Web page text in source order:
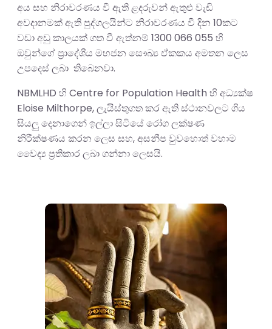
අය සහ නිරාවරණය වී ඇති ළදරුවන් ඇතුළු වැඩි
අවදානමක් ඇති පුද්ගලයින්ට නිරාවරණය වී දින 10කට
වඩා අඩු කාලයක් ගත වී ඇත්නම් 1300 066 055 හි
ඔවුන්ගේ ප්‍රාදේශීය මහජන සෞඛ්‍ය ඒකකය අමතන ලෙස
උපදෙස් ලබා තිබෙනවා.
NBMLHD හි Centre for Population Health හි අධ්‍යක්ෂ
Eloise Milthorpe, ලැයිස්තුගත කර ඇති ස්ථානවලට ගිය
සියලු දෙනාගෙන් ඉල්ලා සිටියේ රෝග ලක්ෂණ
නිරීක්ෂණය කරන ලෙස සහ, අසනීප වුවහොත් වහාම
වෛද්‍ය ප්‍රතිකාර ලබා ගන්නා ලෙසයි.